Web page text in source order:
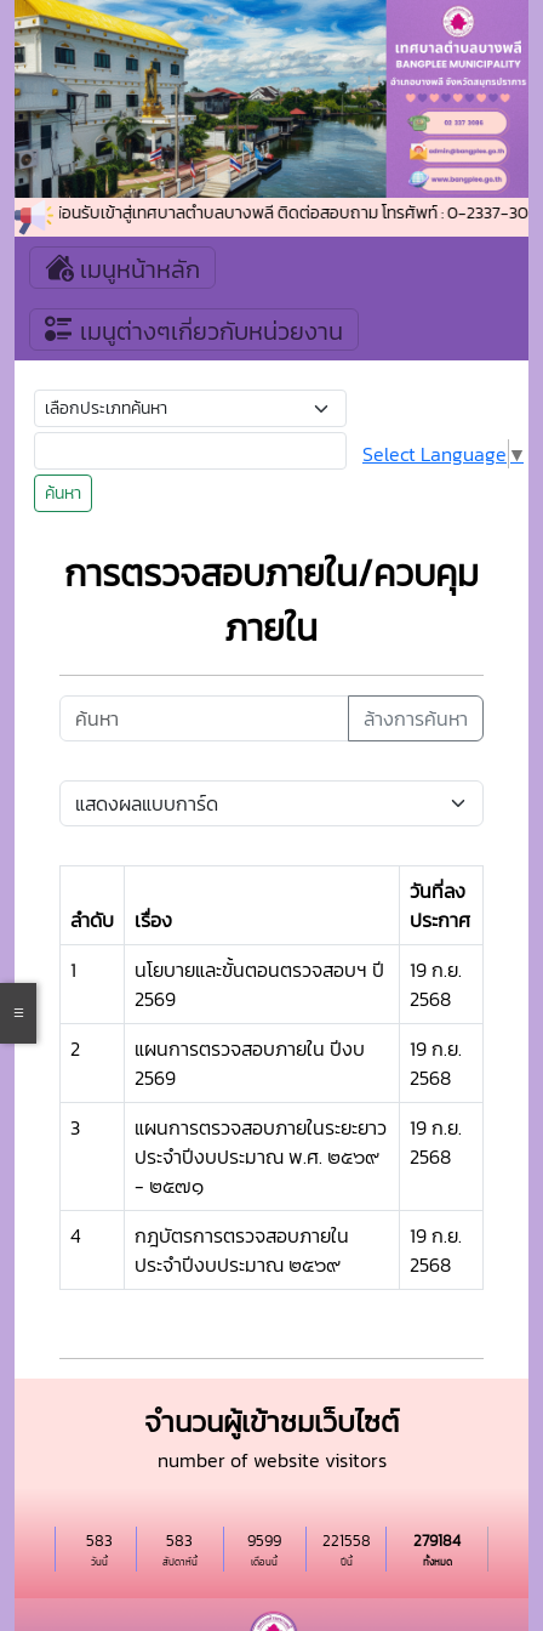
ยินดีต้อนรับเข้าสู่เทศบาลตำบลบางพลี ติดต่อสอบถาม โทรศัพท์ : 0-2337-3086
เมนูหน้าหลัก
เมนูต่างๆเกี่ยวกับหน่วยงาน
ค้นหา
Select Language ▼
การตรวจสอบภายใน/ควบคุม
ภายใน
ล้างการค้นหา
ลำดับ เรื่อง
วันที่ลง
ประกาศ
1
นโยบายและขั้นตอนตรวจสอบฯ ปี
2569
19 ก.ย.
2568
2
แผนการตรวจสอบภายใน ปีงบ
2569
19 ก.ย.
2568
3
แผนการตรวจสอบภายในระยะยาว
ประจำปีงบประมาณ พ.ศ. ๒๕๖๙
- ๒๕๗๑
19 ก.ย.
2568
4
กฎบัตรการตรวจสอบภายใน
ประจำปีงบประมาณ ๒๕๖๙
19 ก.ย.
2568
จำนวนผู้เข้าชมเว็บไซต์
number of website visitors
วันนี้
583
สัปดาห์นี้
583
เดือนนี้
9599
ปีนี้
221558
ทั้งหมด
279184